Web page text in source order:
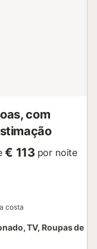
com
€ 113 por noite
costa
TV, Roupas de